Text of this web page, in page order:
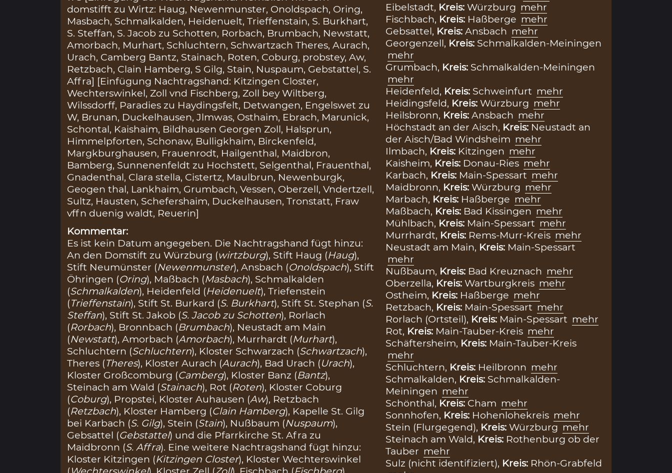
domstifft zu Wirtz: Haug, Newenmunster, Onoldspach, Oring,
Masbach, Schmalkalden, Heidenuelt, Trieffenstain, S. Burkhart,
S. Steffan, S. Jacob zu Schotten, Rorbach, Brumbach, Newstatt,
Amorbach, Murhart, Schluchtern, Schwartzach Theres, Aurach,
Urach, Camberg Bantz, Stainach, Roten, Coburg, probstey, Aw,
Retzbach, Clain Hamberg, S Gilg, Stain, Nuspaum, Gebstattel, S.
Affra] [Einfügung Nachtragshand: Kitzingen Closter,
Wechterswinkel, Zoll vnd Fischberg, Zoll bey Wiltberg,
Wilssdorff, Paradies zu Haydingsfelt, Detwangen, Engelswet zu
W, Brunan, Duckelhausen, Jlmwas, Osthaim, Ebrach, Marunick,
Schontal, Kaishaim, Bildhausen Georgen Zoll, Halsprun,
Himmelpforten, Schonaw, Bulligkhaim, Birckenfeld,
Margkburghausen, Frauenrodt, Hailgenthal, Maidbron,
Bamberg, Sunnenenfeldt zu Hochstett, Selgenthal, Frauenthal,
Gnadenthal, Clara stella, Cistertz, Maulbrun, Newenburgk,
Geogen thal, Lankhaim, Grumbach, Vessen, Oberzell, Vndertzell,
Sultz, Hausten, Schefershaim, Duckelhausen, Tronstatt, Fraw
vffn duenig waldt, Reuerin]
Kommentar:
Es ist kein Datum angegeben. Die Nachtragshand fügt hinzu:
An den Domstift zu Würzburg (wirtzburg), Stift Haug (Haug),
Stift Neumünster (Newenmunster), Ansbach (Onoldspach), Stift
Öhringen (Oring), Maßbach (Masbach), Schmalkalden
(Schmalkalden), Heidenfeld (Heidenuelt), Triefenstein
(Trieffenstain), Stift St. Burkard (S. Burkhart), Stift St. Stephan (S.
Steffan), Stift St. Jakob (S. Jacob zu Schotten), Rorlach
(Rorbach), Bronnbach (Brumbach), Neustadt am Main
(Newstatt), Amorbach (Amorbach), Murrhardt (Murhart),
Schluchtern (Schluchtern), Kloster Schwarzach (Schwartzach),
Theres (Theres), Kloster Aurach (Aurach), Bad Urach (Urach),
Kloster Großcomburg (Camberg), Kloster Banz (Bantz),
Steinach am Wald (Stainach), Rot (Roten), Kloster Coburg
(Coburg), Propstei, Kloster Auhausen (Aw), Retzbach
(Retzbach), Kloster Hamberg (Clain Hamberg), Kapelle St. Gilg
bei Karbach (S. Gilg), Stein (Stain), Nußbaum (Nuspaum),
Gebsattel (Gebstattel) und die Pfarrkirche St. Afra zu
Maidbronn (S. Affra). Eine weitere Nachtragshand fügt hinzu:
Kloster Kitzingen (Kitzingen Closter), Kloster Wechterswinkel
Eibelstadt, Kreis: Würzburg mehr
Fischbach, Kreis: Haßberge mehr
Gebsattel, Kreis: Ansbach mehr
Georgenzell, Kreis: Schmalkalden-Meiningen
mehr
Grumbach, Kreis: Schmalkalden-Meiningen
mehr
Heidenfeld, Kreis: Schweinfurt mehr
Heidingsfeld, Kreis: Würzburg mehr
Heilsbronn, Kreis: Ansbach mehr
Höchstadt an der Aisch, Kreis: Neustadt an
der Aisch/Bad Windsheim mehr
Ilmbach, Kreis: Kitzingen mehr
Kaisheim, Kreis: Donau-Ries mehr
Karbach, Kreis: Main-Spessart mehr
Maidbronn, Kreis: Würzburg mehr
Marbach, Kreis: Haßberge mehr
Maßbach, Kreis: Bad Kissingen mehr
Mühlbach, Kreis: Main-Spessart mehr
Murrhardt, Kreis: Rems-Murr-Kreis mehr
Neustadt am Main, Kreis: Main-Spessart
mehr
Nußbaum, Kreis: Bad Kreuznach mehr
Oberzella, Kreis: Wartburgkreis mehr
Ostheim, Kreis: Haßberge mehr
Retzbach, Kreis: Main-Spessart mehr
Rorlach (Ortsteil), Kreis: Main-Spessart mehr
Rot, Kreis: Main-Tauber-Kreis mehr
Schäftersheim, Kreis: Main-Tauber-Kreis
mehr
Schluchtern, Kreis: Heilbronn mehr
Schmalkalden, Kreis: Schmalkalden-
Meiningen mehr
Schönthal, Kreis: Cham mehr
Sonnhofen, Kreis: Hohenlohekreis mehr
Stein (Flurgegend), Kreis: Würzburg mehr
Steinach am Wald, Kreis: Rothenburg ob der
Tauber mehr
Sulz (nicht identifiziert), Kreis: Rhön-Grabfeld